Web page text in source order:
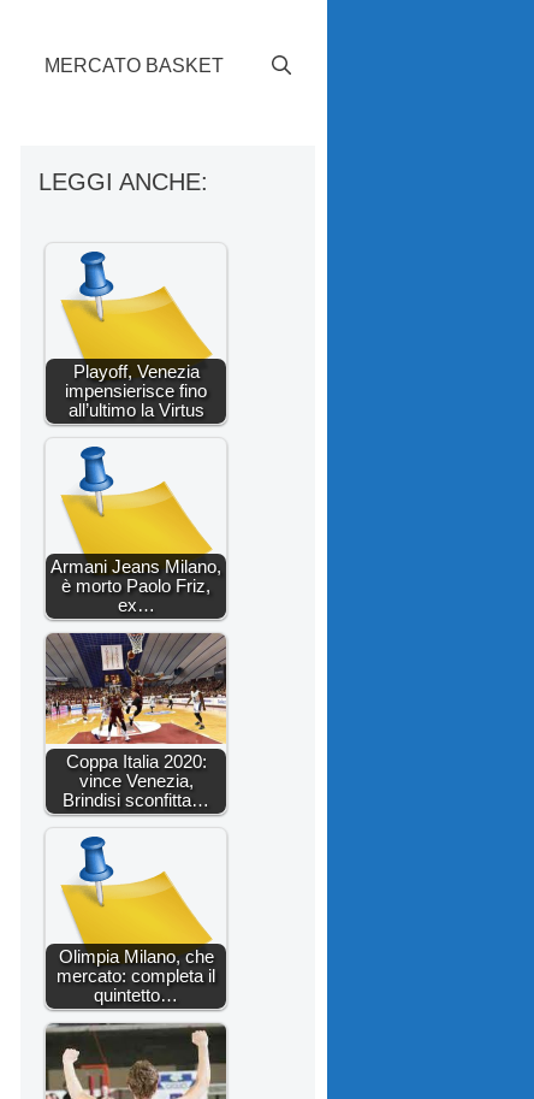
MERCATO BASKET
LEGGI ANCHE:
Playoff, Venezia
impensierisce fino
all’ultimo la Virtus
Armani Jeans Milano,
è morto Paolo Friz,
ex…
Coppa Italia 2020:
vince Venezia,
Brindisi sconfitta…
Olimpia Milano, che
mercato: completa il
quintetto…